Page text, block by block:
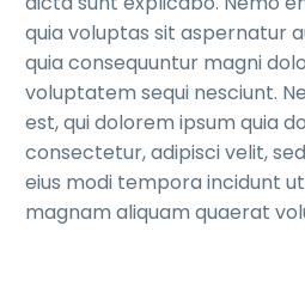
quia voluptas sit aspernatur
quia consequuntur magni
voluptatem sequi nesciunt.
est, qui dolorem ipsum quia
consectetur, adipisci velit,
eius modi tempora incidunt
magnam aliquam quaerat